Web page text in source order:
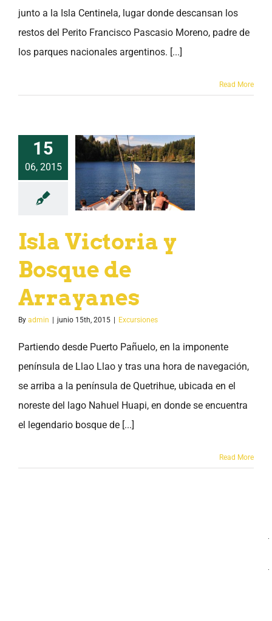
junto a la Isla Centinela, lugar donde descansan los
restos del Perito Francisco Pascasio Moreno, padre de
los parques nacionales argentinos. [...]
Read More
15
06, 2015
Isla Victoria y
Bosque de
Arrayanes
By admin | junio 15th, 2015 | Excursiones
Partiendo desde Puerto Pañuelo, en la imponente
península de Llao Llao y tras una hora de navegación,
se arriba a la península de Quetrihue, ubicada en el
noreste del lago Nahuel Huapi, en donde se encuentra
el legendario bosque de [...]
Read More